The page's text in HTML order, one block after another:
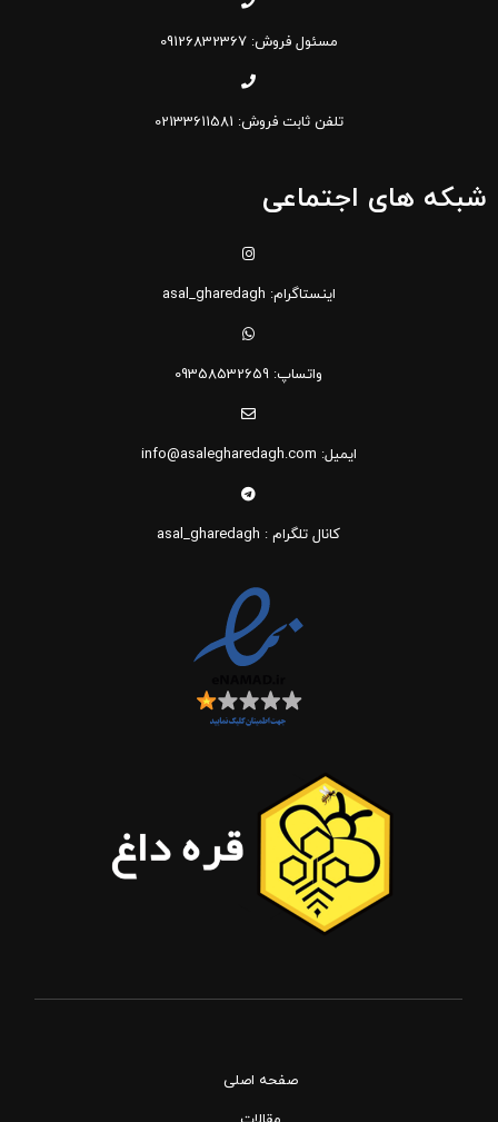
مسئول فروش: 09126832367
تلفن ثابت فروش: 02133611581
شبکه های اجتماعی
اینستاگرام: asal_gharedagh
واتساپ: 09358532659
ایمیل: info@asalegharedagh.com
کانال تلگرام : asal_gharedagh
صفحه اصلی